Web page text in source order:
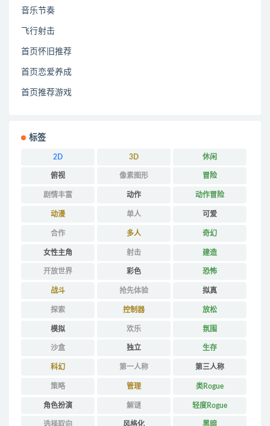
音乐节奏
飞行射击
首页怀旧推荐
首页恋爱养成
首页推荐游戏
标签
2D 3D 休闲
俯视 像素图形 冒险
剧情丰富 动作 动作冒险
动漫 单人 可爱
合作 多人 奇幻
女性主角 射击 建造
开放世界 彩色 恐怖
战斗 抢先体验 拟真
探索 控制器 放松
模拟 欢乐 氛围
沙盒 独立 生存
科幻 第一人称 第三人称
策略 管理 类Rogue
角色扮演 解谜 轻度Rogue
选择取向 风格化 黑暗